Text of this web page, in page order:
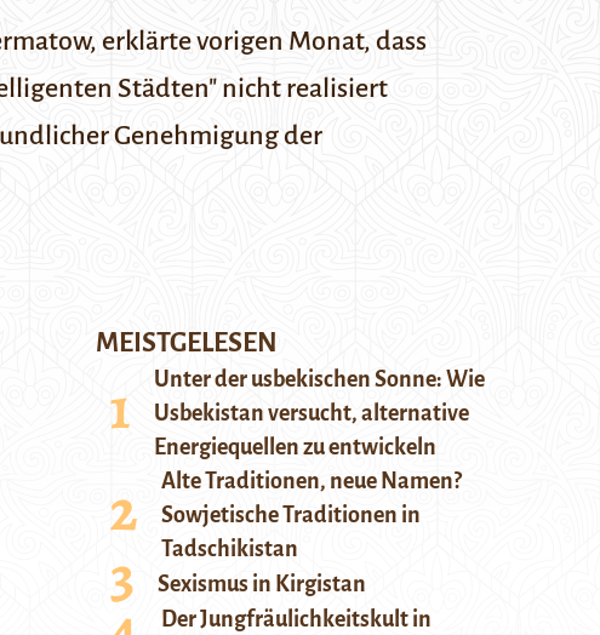
erklärte vorigen Monat, dass
Städten" nicht realisiert
Genehmigung der
MEISTGELESEN
Unter der usbekischen Sonne: Wie
Usbekistan versucht, alternative
Energiequellen zu entwickeln
Alte Traditionen, neue Namen?
Sowjetische Traditionen in
Tadschikistan
Sexismus in Kirgistan
Der Jungfräulichkeitskult in